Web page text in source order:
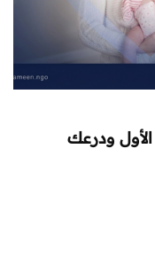
ودرعك